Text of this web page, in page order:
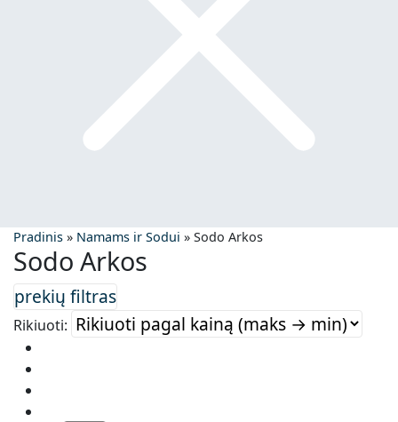
Pradinis » Namams ir Sodui » Sodo Arkos
Sodo Arkos
Rikiuoti: